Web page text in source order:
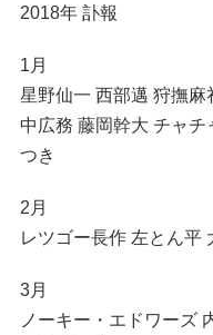
2018年 訃報
1月
星野仙一 西部邁 狩撫
中広務 藤岡幹大 チャ
つき
2月
レツゴー長作 左とん平
3月
ノーキー・エドワーズ